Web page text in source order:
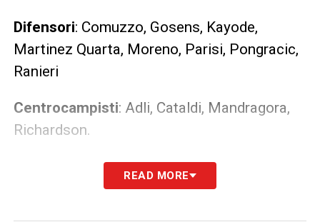
Difensori: Comuzzo, Gosens, Kayode,
Martinez Quarta, Moreno, Parisi, Pongracic,
Ranieri
Centrocampisti: Adli, Cataldi, Mandragora,
Richardson.
: Beltran, Colpani, Gudmundsson,
Ikoné, Kean, Kouame, Sottil
READ MORE